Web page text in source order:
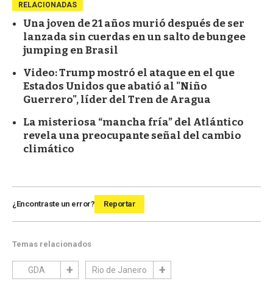
RELACIONADAS
Una joven de 21 años murió después de ser
lanzada sin cuerdas en un salto de bungee
jumping en Brasil
Video: Trump mostró el ataque en el que
Estados Unidos que abatió al "Niño
Guerrero", líder del Tren de Aragua
La misteriosa “mancha fría” del Atlántico
revela una preocupante señal del cambio
climático
¿Encontraste un error? Reportar
Temas relacionados
GDA Rio de Janeiro